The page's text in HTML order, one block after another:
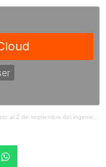
del ingeniero Eduardo Sierra